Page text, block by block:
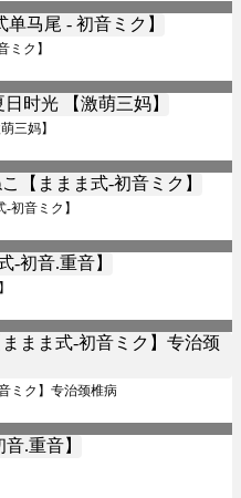
ミク】
三妈】
初音ミク】
ミク】专治颈椎病